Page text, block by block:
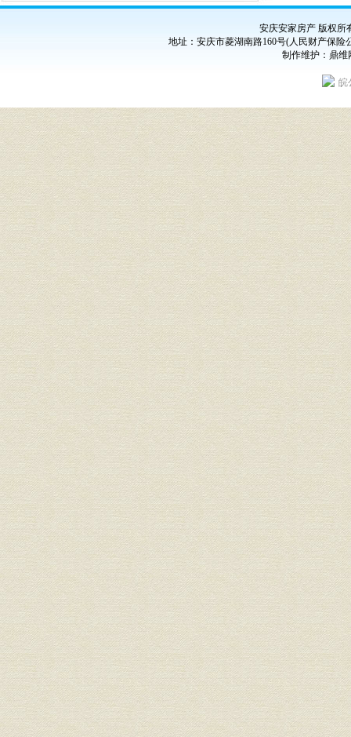
安庆安家房产 版权所
地址：安庆市菱湖南路160号(人民财产保险
制作维护： 鼎维
皖